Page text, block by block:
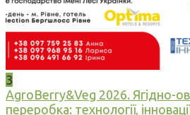
3
AgroBerry&Veg 2026. Ягідно-
переробка: технології,